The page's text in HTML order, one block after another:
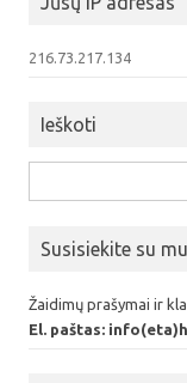
216.73.217.134
Ieškoti
Susisiekite su
Žaidimų prašymai ir
El. paštas: